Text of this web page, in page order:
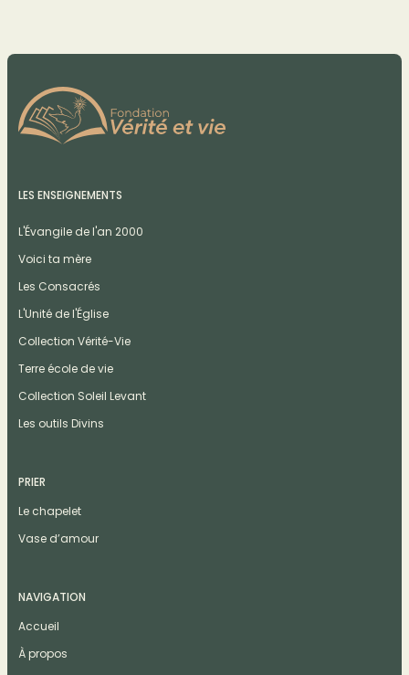
LES ENSEIGNEMENTS
L'Évangile de l'an 2000
Voici ta mère
Les Consacrés
L'Unité de l'Église
Collection Vérité-Vie
Terre école de vie
Collection Soleil Levant
Les outils Divins
PRIER
Le chapelet
Vase d’amour
NAVIGATION
Accueil
À propos